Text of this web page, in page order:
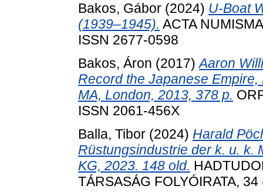
Bakos, Gábor (2024) U-Boat
(1939–1945). ACTA
ISSN 2677-0598
Bakos, Áron (2017)Aaron
Record the Japanese
MA, London, 2013, 378 p.
ISSN 2061-456X
Balla, Tibor (2024) Harald
Rüstungsindustrie der k. u. k.
KG, 2023. 148 old.
TÁRSASÁG FOLYÓIRATA,